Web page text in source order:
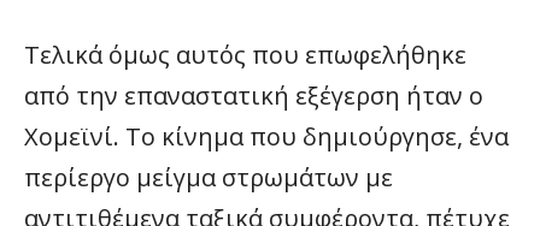
Τελικά όμως αυτός που επωφελήθηκε
από την επαναστατική εξέγερση ήταν ο
Χομεϊνί. Το κίνημα που δημιούργησε, ένα
περίεργο μείγμα στρωμάτων με
αντιτιθέμενα ταξικά συμφέροντα, πέτυχε